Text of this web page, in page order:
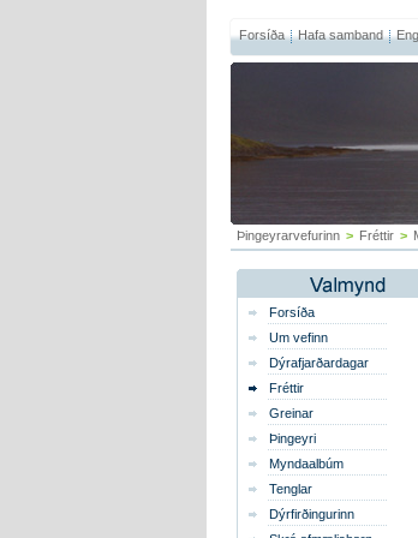
Forsíða Hafa samband
Þingeyrarvefurinn > Fréttir >
Forsíða
Um vefinn
Dýrafjarðardagar
Fréttir
Greinar
Þingeyri
Myndaalbúm
Tenglar
Dýrfirðingurinn